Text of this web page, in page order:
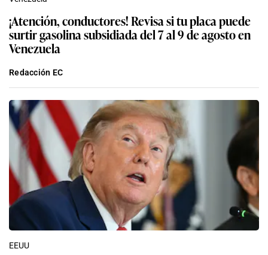
¡Atención, conductores! Revisa si tu placa puede
surtir gasolina subsidiada del 7 al 9 de agosto en
Venezuela
Redacción EC
EEUU